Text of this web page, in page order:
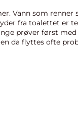
Vann som renner
fra toalettet er
prøver først med
da flyttes ofte